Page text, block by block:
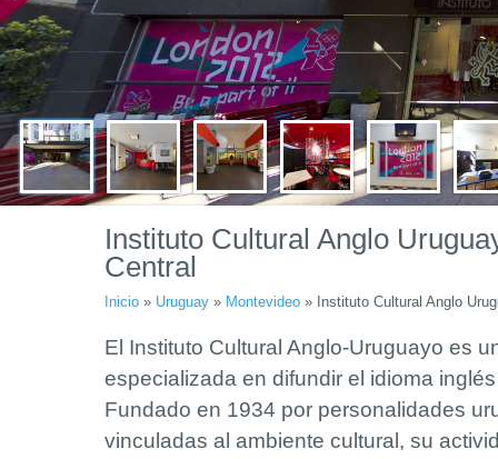
Instituto Cultural Anglo
Central
Inicio » Uruguay » Montevideo » Instituto Cultural Anglo
El Instituto Cultural Anglo-Uruguayo es
especializada en difundir el idioma
Fundado en 1934 por personalidades
vinculadas al ambiente cultural, su